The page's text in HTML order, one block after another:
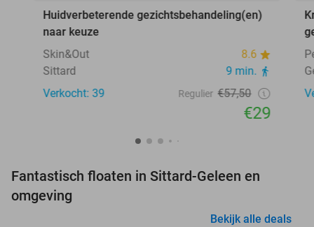
Huidverbeterende gezichtsbehandeling(en)
naar keuze
Skin&Out
8.6
Sittard
9 min.
Verkocht: 39
Regulier €57,50
€29
Fantastisch floaten in Sittard-Geleen en
omgeving
Bekijk alle deals